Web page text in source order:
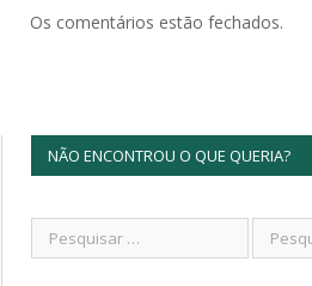
Os comentários estão fechados.
NÃO ENCONTROU O QUE QUERIA?